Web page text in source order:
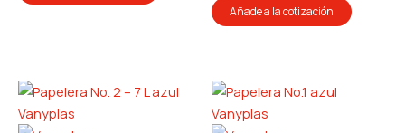
Añade a la cotización